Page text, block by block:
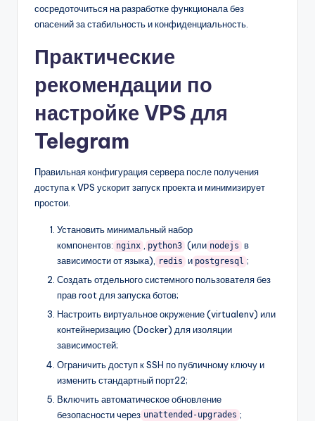
сосредоточиться на разработке функционала без
опасений за стабильность и конфиденциальность.
Практические
рекомендации по
настройке VPS для
Telegram
Правильная конфигурация сервера после получения
доступа к VPS ускорит запуск проекта и минимизирует
простои.
Установить минимальный набор
компонентов: nginx , python3 (или nodejs в
зависимости от языка), redis и postgresql ;
Создать отдельного системного пользователя без
прав root для запуска ботов;
Настроить виртуальное окружение (virtualenv) или
контейнеризацию (Docker) для изоляции
зависимостей;
Ограничить доступ к SSH по публичному ключу и
изменить стандартный порт22;
Включить автоматическое обновление
безопасности через unattended-upgrades ;